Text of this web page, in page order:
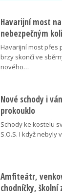
Havarijní most
nebezpečným
Havarijní most přes
brzy skončí ve
nového…
Nové schody i
prokouklo
Schody ke kostelu
S.O.S. I když
Amfiteátr,
chodníčky, školní